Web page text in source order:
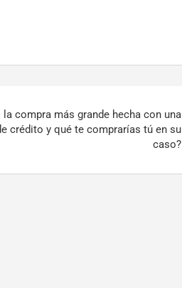
la compra más grande hecha con una
crédito y qué te comprarías tú en su
caso?